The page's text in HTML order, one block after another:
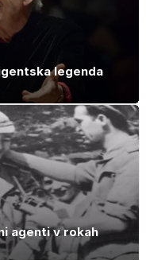
legenda
agenti v rokah